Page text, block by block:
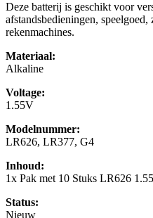
Deze batterij is geschikt voor
afstandsbedieningen,
rekenmachines.
Materiaal:
Alkaline
Voltage:
1.55V
Modelnummer:
LR626, LR377, G4
Inhoud:
1x Pak met 10 Stuks LR626
Status:
Nieuw